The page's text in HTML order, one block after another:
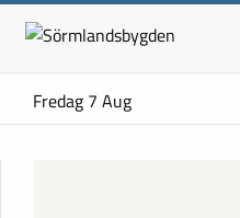
Fredag 7 Aug